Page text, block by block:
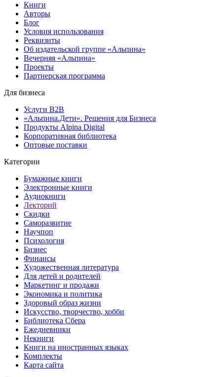
Книги
Авторы
Блог
Условия использования
Реквизиты
Об издательской группе «Альпина»
Вечерняя «Альпина»
Проекты
Партнерская программа
Для бизнеса
Услуги B2B
«Альпина.Дети». Решения для Бизнеса
Продукты Alpina Digital
Корпоративная библиотека
Оптовые поставки
Категории
Бумажные книги
Электронные книги
Аудиокниги
Лекторий
Скидки
Саморазвитие
Научпоп
Психология
Бизнес
Финансы
Художественная литература
Для детей и родителей
Маркетинг и продажи
Экономика и политика
Здоровый образ жизни
Искусство, творчество, хобби
Библиотека Сбера
Ежедневники
Некниги
Книги на иностранных языках
Комплекты
Карта сайта